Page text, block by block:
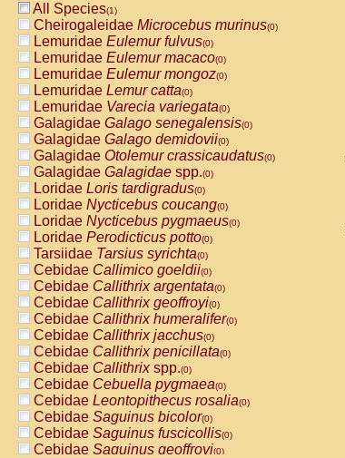
All Species(1)
Cheirogaleidae Microcebus murinus(0)
Lemuridae Eulemur fulvus(0)
Lemuridae Eulemur macaco(0)
Lemuridae Eulemur mongoz(0)
Lemuridae Lemur catta(0)
Lemuridae Varecia variegata(0)
Galagidae Galago senegalensis(0)
Galagidae Galago demidovii(0)
Galagidae Otolemur crassicaudatus(0)
Galagidae Galagidae spp.(0)
Loridae Loris tardigradus(0)
Loridae Nycticebus coucang(0)
Loridae Nycticebus pygmaeus(0)
Loridae Perodicticus potto(0)
Tarsiidae Tarsius syrichta(0)
Cebidae Callimico goeldii(0)
Cebidae Callithrix argentata(0)
Cebidae Callithrix geoffroyi(0)
Cebidae Callithrix humeralifer(0)
Cebidae Callithrix jacchus(0)
Cebidae Callithrix penicillata(0)
Cebidae Callithrixspp.(0)
Cebidae Cebuella pygmaea(0)
Cebidae Leontopithecus rosalia(0)
Cebidae Saguinus bicolor(0)
Cebidae Saguinus fuscicollis(0)
Cebidae Saguinus geoffroyi(0)